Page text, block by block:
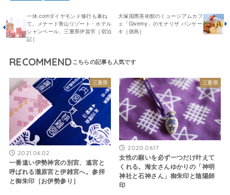
一休.comダイヤモンド修行も兼ね
て。メナード青山リゾート・ホテル
シャンベール、三重県伊賀市［宿泊
記］
大塚国際美術館のミュージアムカフ
ェ「Giverny」のモナリザ パンケー
キ［徳島］
RECOMMEND
三重県
2021.06.02
一番遠い伊勢神宮の別宮、遙宮と
呼ばれる瀧原宮と伊雑宮へ。参拝
と御朱印［お伊勢参り］
三重県
2020.06.17
女性の願いを必ず一つだけ叶えて
くれる。海女さんゆかりの「神明
神社と石神さん」御朱印と陰陽師
印